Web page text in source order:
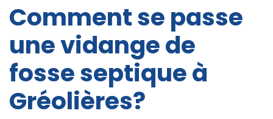
Comment se passe
une vidange de
fosse septique à
Gréolières?